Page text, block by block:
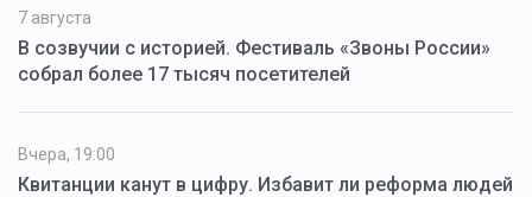
7 августа
В созвучии с историей. Фестиваль «Звоны России»
собрал более 17 тысяч посетителей
Вчера, 19:00
Квитанции канут в цифру. Избавит ли реформа людей